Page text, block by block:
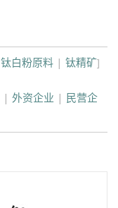
钛白粉原料 | 钛精矿]
| 外资企业 |
民营企